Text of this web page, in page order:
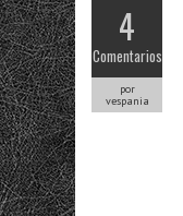
4
Comentarios
por
vespania